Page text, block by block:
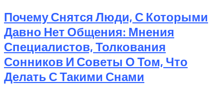
Почему Снятся Люди, С Которыми
Давно Нет Общения: Мнения
Специалистов, Толкования
Сонников И Советы О Том, Что
Делать С Такими Снами